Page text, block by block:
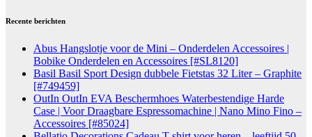
Recente berichten
Abus Hangslotje voor de Mini – Onderdelen Accessoires |
Bobike Onderdelen en Accessoires [#SL8120]
Basil Basil Sport Design dubbele Fietstas 32 Liter – Graphite
[#749459]
OutIn OutIn EVA Beschermhoes Waterbestendige Harde
Case | Voor Draagbare Espressomachine | Nano Mino Fino –
Accessoires [#85024]